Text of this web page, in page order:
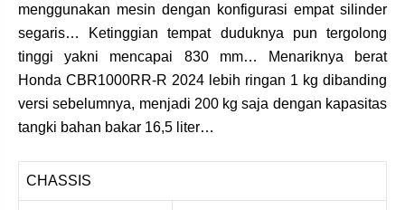
menggunakan mesin dengan konfigurasi empat silinder
segaris… Ketinggian tempat duduknya pun tergolong
tinggi yakni mencapai 830 mm… Menariknya berat
Honda CBR1000RR-R 2024 lebih ringan 1 kg dibanding
versi sebelumnya, menjadi 200 kg saja dengan kapasitas
tangki bahan bakar 16,5 liter…
CHASSIS